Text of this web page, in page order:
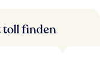
toll finden